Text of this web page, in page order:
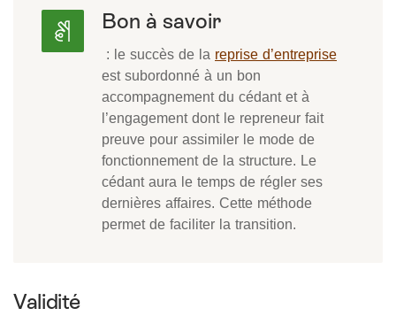
Bon à savoir
: le succès de la reprise d’entreprise
est subordonné à un bon
accompagnement du cédant et à
l’engagement dont le repreneur fait
preuve pour assimiler le mode de
fonctionnement de la structure. Le
cédant aura le temps de régler ses
dernières affaires. Cette méthode
permet de faciliter la transition.
Validité